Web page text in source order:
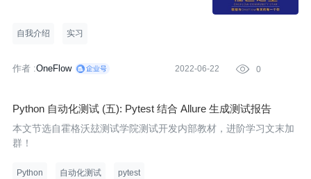
自我介绍 实习
作者 :OneFlow 2022-06-22  0
Python 自动化测试 (五): Pytest 结合 Allure 生成测试报告
本文节选自霍格沃玆测试学院测试开发内部教材，进阶学习文末加
群！
Python 自动化测试 pytest